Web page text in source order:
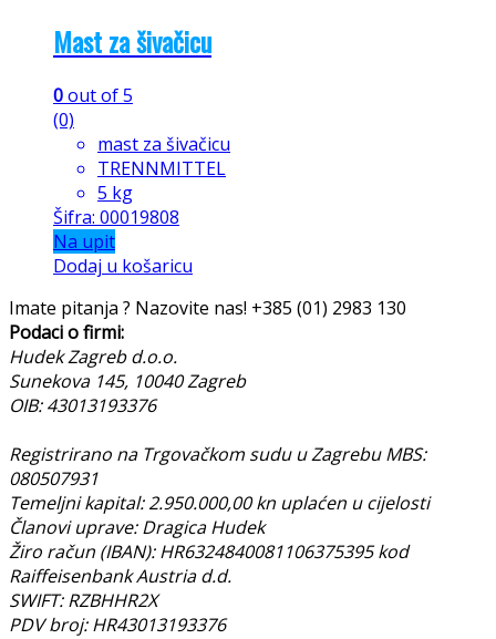
Mast za šivačicu
0out of 5
(0)
mast za šivačicu
TRENNMITTEL
5 kg
Šifra: 00019808
Na upit
Dodaj u košaricu
Imate pitanja ? Nazovite nas! +385 (01) 2983 130
Podaci o firmi:
Hudek Zagreb d.o.o.
Sunekova 145, 10040 Zagreb
OIB: 43013193376
Registrirano na Trgovačkom sudu u Zagrebu MBS:
080507931
Temeljni kapital: 2.950.000,00 kn uplaćen u cijelosti
Članovi uprave: Dragica Hudek
Žiro račun (IBAN): HR6324840081106375395 kod
Raiffeisenbank Austria d.d.
SWIFT: RZBHHR2X
PDV broj: HR43013193376